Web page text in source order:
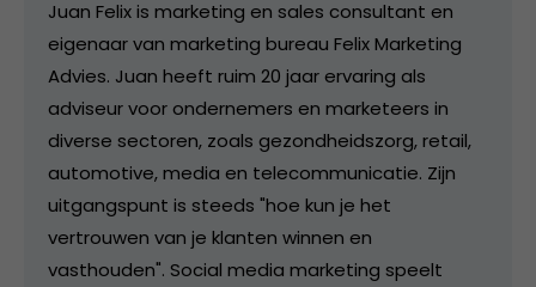
Juan Felix is marketing en sales consultant en
eigenaar van marketing bureau Felix Marketing
Advies. Juan heeft ruim 20 jaar ervaring als
adviseur voor ondernemers en marketeers in
diverse sectoren, zoals gezondheidszorg, retail,
automotive, media en telecommunicatie. Zijn
uitgangspunt is steeds "hoe kun je het
vertrouwen van je klanten winnen en
vasthouden". Social media marketing speelt